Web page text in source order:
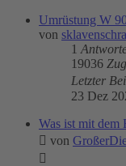
Umrüstung W
von
1
19036
Letzter
23 Dez
Was ist mit dem
von